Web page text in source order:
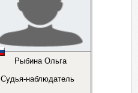
Рыбина Ольга
Судья-наблюдатель